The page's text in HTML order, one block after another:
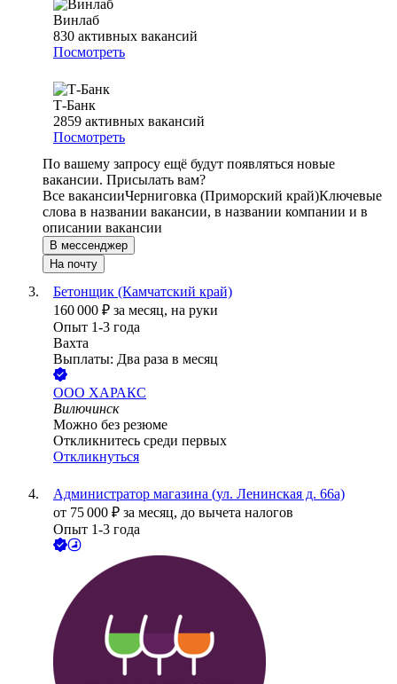
Винлаб
830 активных вакансий
Посмотреть
Т-Банк
2859 активных вакансий
Посмотреть
По вашему запросу ещё будут появляться новые
вакансии. Присылать вам?
Все вакансииЧерниговка (Приморский край)Ключевые
слова в названии вакансии, в названии компании и в
описании вакансии
В мессенджер
На почту
Бетонщик (Камчатский край)
160 000 ₽ за месяц, на руки
Опыт 1-3 года
Вахта
Выплаты: Два раза в месяц
ООО ХАРАКС
Вилючинск
Можно без резюме
Откликнитесь среди первых
Откликнуться
Администратор магазина (ул. Ленинская д. 66а)
от 75 000 ₽ за месяц, до вычета налогов
Опыт 1-3 года